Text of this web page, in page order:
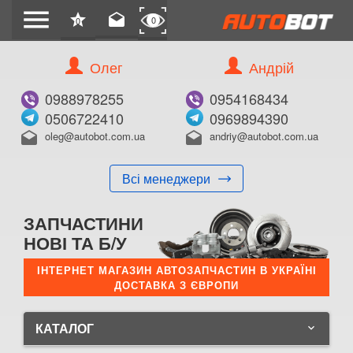
menu star
0 drafts 0
Олег
0988978255
0506722410
drafts oleg@autobot.com.ua
Всі менеджери
Андрій
0954168434
0969894390
drafts andriy@autobot.com.ua
ЗАПЧАСТИНИ
НОВІ ТА Б/У
ІНТЕРНЕТ МАГАЗИН АВТОЗАПЧАСТИН В УКРАЇНІ
ДОСТАВКА З ЄВРОПИ
КАТАЛОГ keyboard_arrow_down